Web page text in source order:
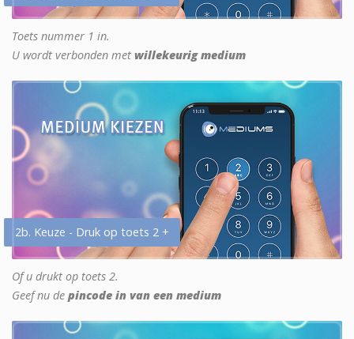
Toets nummer 1 in.
U wordt verbonden met willekeurig medium
2b. Keuze - Druk op toets 2 +
Of u drukt op toets 2.
Geef nu de pincode in van een medium